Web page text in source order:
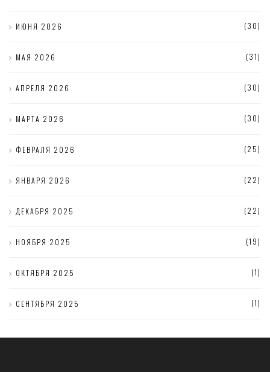
ИЮНЯ 2026 (30)
МАЯ 2026 (31)
АПРЕЛЯ 2026 (30)
МАРТА 2026 (30)
ФЕВРАЛЯ 2026 (25)
ЯНВАРЯ 2026 (22)
ДЕКАБРЯ 2025 (22)
НОЯБРЯ 2025 (19)
ОКТЯБРЯ 2025 (1)
СЕНТЯБРЯ 2025 (1)